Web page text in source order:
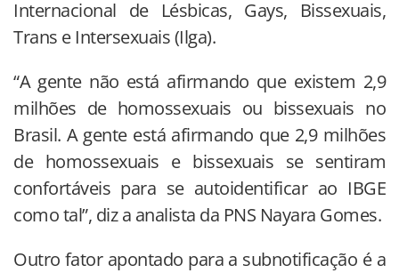
Internacional de Lésbicas, Gays, Bissexuais,
Trans e Intersexuais (Ilga).
“A gente não está afirmando que existem 2,9
milhões de homossexuais ou bissexuais no
Brasil. A gente está afirmando que 2,9 milhões
de homossexuais e bissexuais se sentiram
confortáveis para se autoidentificar ao IBGE
como tal”, diz a analista da PNS Nayara Gomes.
Outro fator apontado para a subnotificação é a